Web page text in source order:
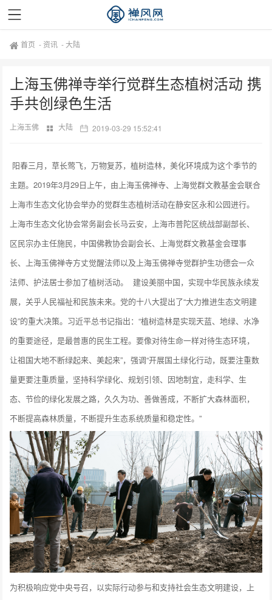
首页 - 资讯 -大陆
上海玉佛禅寺举行觉群生态植树活动 携
手共创绿色生活
上海玉佛 大陆 2019-03-29 15:52:41
阳春三月，草长莺飞，万物复苏，植树造林，美化环境成为这个季节的
主题。2019年3月29日上午，由上海玉佛禅寺、上海觉群文教基金会联合
上海市生态文化协会举办的觉群生态植树活动在静安区永和公园进行。
上海市生态文化协会常务副会长马云安，上海市普陀区统战部副部长、
区民宗办主任施民，中国佛教协会副会长、上海觉群文教基金会理事
长、上海玉佛禅寺方丈觉醒法师以及上海玉佛禅寺觉群护生功德会一众
法师、护法居士参加了植树活动。
建设美丽中国，实现中华民族永续发
展，关乎人民福祉和民族未来。党的十八大提出了“大力推进生态文明建
设”的重大决策。习近平总书记指出：“植树造林是实现天蓝、地绿、水净
的重要途径，是最普惠的民生工程。要像对待生命一样对待生态环境，
让祖国大地不断绿起来、美起来”，强调“开展国土绿化行动，既要注重数
量更要注重质量，坚持科学绿化、规划引领、因地制宜，走科学、生
态、节俭的绿化发展之路，久久为功、善做善成，不断扩大森林面积，
不断提高森林质量，不断提升生态系统质量和稳定性。”
为积极响应党中央号召，以实际行动参与和支持社会生态文明建设，上